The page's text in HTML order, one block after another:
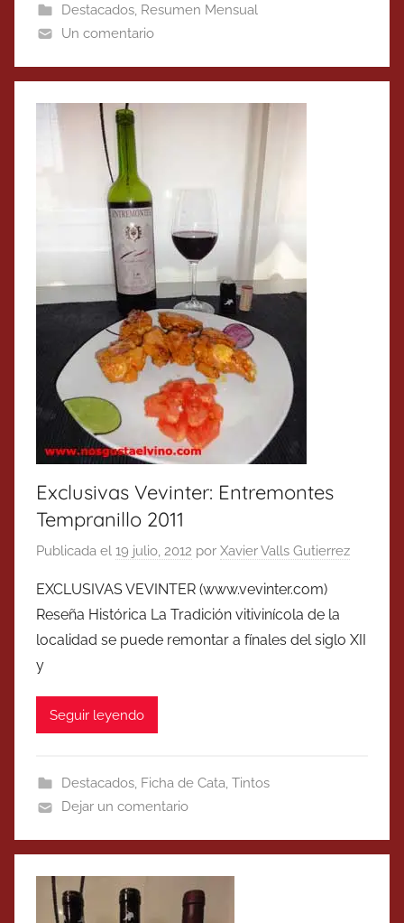
Destacados, Resumen Mensual
Un comentario
Exclusivas Vevinter: Entremontes
Tempranillo 2011
Publicada el 19 julio, 2012 por Xavier Valls Gutierrez
EXCLUSIVAS VEVINTER (www.vevinter.com)
Reseña Histórica La Tradición vitivinícola de la
localidad se puede remontar a fínales del siglo XII
y
Seguir leyendo
Destacados, Ficha de Cata, Tintos
Dejar un comentario